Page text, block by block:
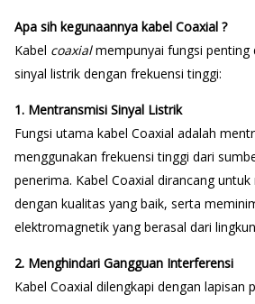
Apa sih kegunaannya kabel Coaxial ?
Kabel coaxialmempunyai fungsi penting
sinyal listrik dengan frekuensi tinggi:
1. Mentransmisi Sinyal Listrik
Fungsi utama kabel Coaxial adalah
menggunakan frekuensi tinggi dari
penerima. Kabel Coaxial dirancang
dengan kualitas yang baik, serta
elektromagnetik yang berasal dari
2. Menghindari Gangguan Interferensi
Kabel Coaxial dilengkapi dengan lapisan